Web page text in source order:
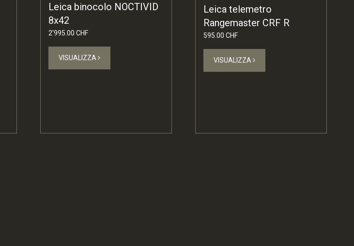
Leica binocolo NOCTIVID
8x42
2'995.00 CHF
VISUALIZZA
Leica telemetro
Rangemaster CRF R
595.00 CHF
VISUALIZZA